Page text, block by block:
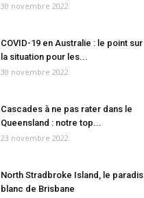
30 novembre 2022
COVID-19 en Australie : le point sur
la situation pour les...
30 novembre 2022
Cascades à ne pas rater dans le
Queensland : notre top...
23 novembre 2022
North Stradbroke Island, le paradis
blanc de Brisbane